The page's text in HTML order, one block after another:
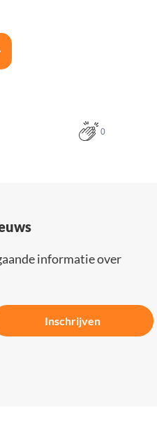
0
informatie over
Inschrijven